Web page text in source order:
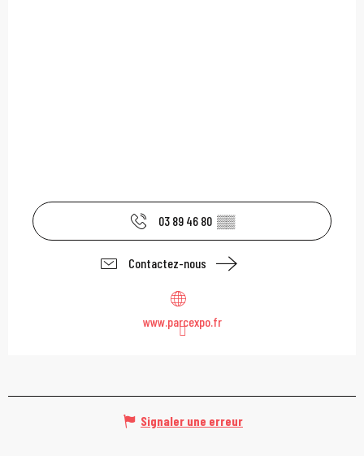
03 89 46 80 ▒▒
Contactez-nous
www.parcexpo.fr
Signaler une erreur